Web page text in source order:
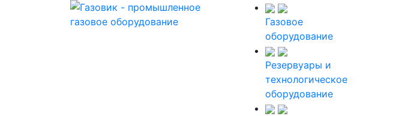
Газовое
оборудование
Резервуары и
технологическое
оборудование